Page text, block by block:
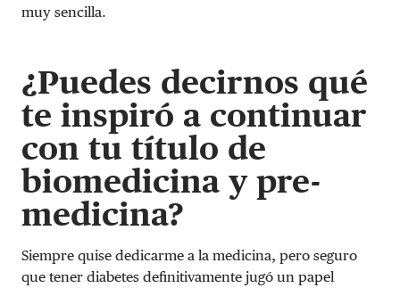
muy sencilla.
¿Puedes decirnos qué
te inspiró a continuar
con tu título de
biomedicina y pre-
medicina?
Siempre quise dedicarme a la medicina, pero seguro
que tener diabetes definitivamente jugó un papel